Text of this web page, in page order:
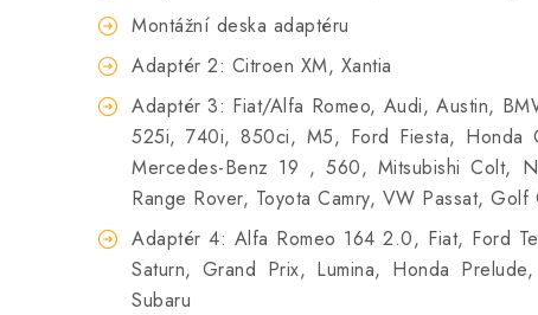
Montážní deska adaptéru
Adaptér 2: Citroen XM, Xantia
Adaptér 3: Fiat/Alfa Romeo, Audi, Austin,
525i, 740i, 850ci, M5, Ford Fiesta, Honda
Mercedes-Benz 19 , 560, Mitsubishi Colt,
Range Rover, Toyota Camry, VW Passat, Golf
Adaptér 4: Alfa Romeo 164 2.0, Fiat, Ford
Saturn, Grand Prix, Lumina, Honda
Subaru